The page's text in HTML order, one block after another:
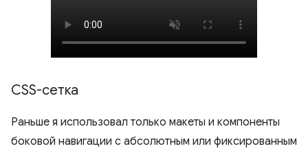
CSS-сетка
Раньше я использовал только макеты и компоненты
боковой навигации с абсолютным или фиксированным